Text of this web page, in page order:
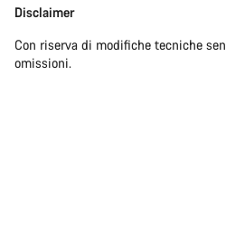
Disclaimer
Disclaimer
Con riserva di modifiche tecniche
omissioni.